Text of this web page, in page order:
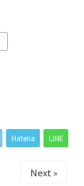
Hatena LINE
Next »